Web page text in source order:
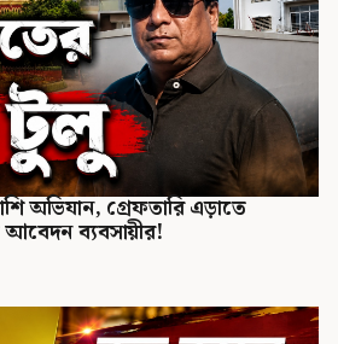
অভিযান, গ্রেফতারি এড়াতে
ব্যবসায়ীর!